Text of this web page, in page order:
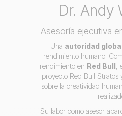
Dr. Andy
Asesoría ejecutiva
Una autoridad global
rendimiento humano.
rendimiento en Red Bull,
proyecto Red Bull Stratos
sobre la creatividad
Su labor como asesor